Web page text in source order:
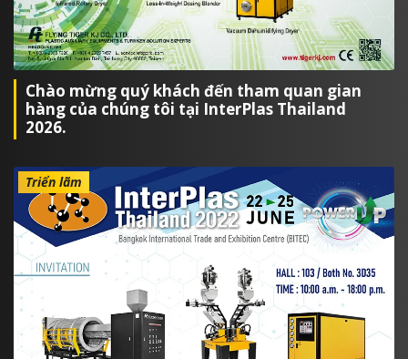
Chào mừng quý khách đến tham quan gian
hàng của chúng tôi tại InterPlas Thailand
2026.
Triển lãm